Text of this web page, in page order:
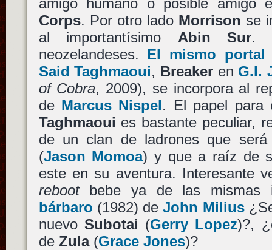
Corps. Por otro lado Morrison se
al importantísimo Abin Sur.
neozelandeses. El mismo portal
Said Taghmaoui, Breakeren G.I.
of Cobra, 2009), se incorpora al
de Marcus Nispel. El papel para
Taghmaoui es bastante peculiar,
de un clan de ladrones que
(Jason Momoa) y que a raíz de
este en su aventura. Interesante
rebootbebe ya de las mismas
bárbaro (1982) deJohn Milius
nuevo Subotai (Gerry Lopez)?,
de Zula(Grace Jones)?